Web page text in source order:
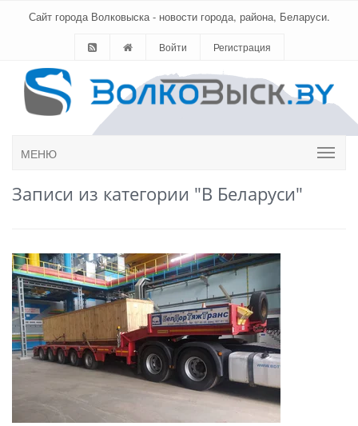
Сайт города Волковыска - новости города, района, Беларуси.
Войти Регистрация
МЕНЮ
Записи из категории "В Беларуси"